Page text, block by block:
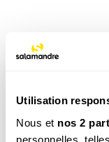
Utilisation
Nous et nos 2
personnelles,